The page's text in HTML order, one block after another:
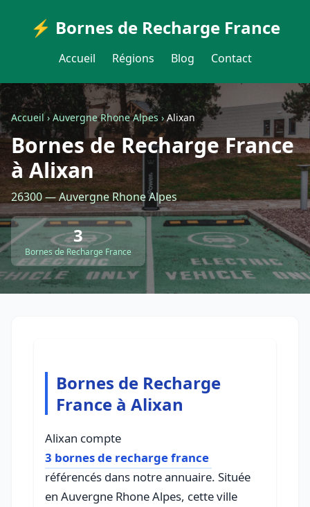
⚡ Bornes de Recharge France
Accueil Régions Blog Contact
Accueil›Auvergne Rhone Alpes›Alixan
Bornes de Recharge France
à Alixan
26300 — Auvergne Rhone Alpes
3
Bornes de Recharge France
Bornes de Recharge
France à Alixan
Alixan compte
3 bornes de recharge france
référencés dans notre annuaire. Située
en Auvergne Rhone Alpes, cette ville